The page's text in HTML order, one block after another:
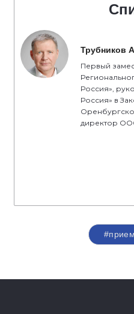
Трубников
Первый
Россия»,
Россия» в
директор